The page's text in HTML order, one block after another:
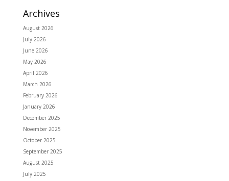
Archives
August 2026
July 2026
June 2026
May 2026
April 2026
March 2026
February 2026
January 2026
December 2025
November 2025
October 2025
September 2025
August 2025
July 2025